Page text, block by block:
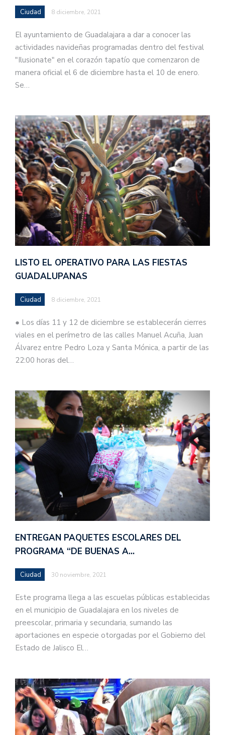
Ciudad 8 diciembre, 2021
El ayuntamiento de Guadalajara a dar a conocer las
actividades navideñas programadas dentro del festival
"Ilusionate" en el corazón tapatío que comenzaron de
manera oficial el 6 de diciembre hasta el 10 de enero.
Se…
LISTO EL OPERATIVO PARA LAS FIESTAS
GUADALUPANAS
Ciudad 8 diciembre, 2021
● Los días 11 y 12 de diciembre se establecerán cierres
viales en el perímetro de las calles Manuel Acuña, Juan
Álvarez entre Pedro Loza y Santa Mónica, a partir de las
22:00 horas del…
ENTREGAN PAQUETES ESCOLARES DEL
PROGRAMA “DE BUENAS A…
Ciudad 30 noviembre, 2021
Este programa llega a las escuelas públicas establecidas
en el municipio de Guadalajara en los niveles de
preescolar, primaria y secundaria, sumando las
aportaciones en especie otorgadas por el Gobierno del
Estado de Jalisco El…